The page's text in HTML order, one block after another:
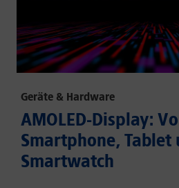
Geräte & Hardware
AMOLED-Display:
Smartphone, Tablet
Smartwatch